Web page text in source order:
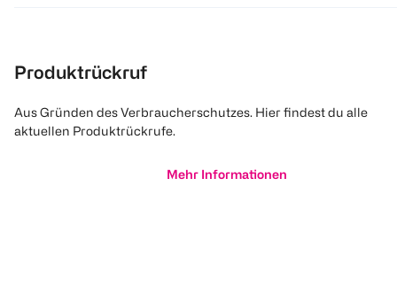
Produktrückruf
Aus Gründen des Verbraucherschutzes. Hier findest du alle
aktuellen Produktrückrufe.
Mehr Informationen